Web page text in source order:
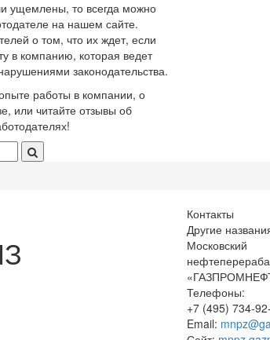
ущемлены, то всегда можно
на нашем сайте.
о том, что их ждет, если
в компанию, которая ведет
законодательства.
работы в компании, о
или читайте отзывы об
Контакты
Другие
Московский
Телефоны:
+7 (495) 734-
Email: